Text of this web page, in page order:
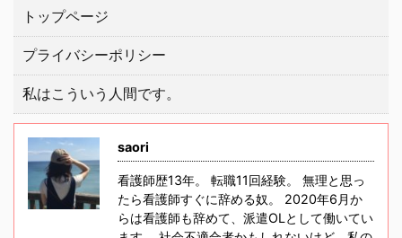
トップページ
プライバシーポリシー
私はこういう人間です。
saori
看護師歴13年。 転職11回経験。 無理と思っ
たら看護師すぐに辞める奴。 2020年6月か
らは看護師も辞めて、派遣OLとして働いてい